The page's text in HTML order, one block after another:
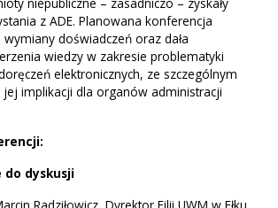
z ADE. Planowana konferencja
doświadczeń oraz dała
wiedzy w zakresie problematyki
elektronicznych, ze szczególnym
implikacji dla organów administracji
do dyskusji